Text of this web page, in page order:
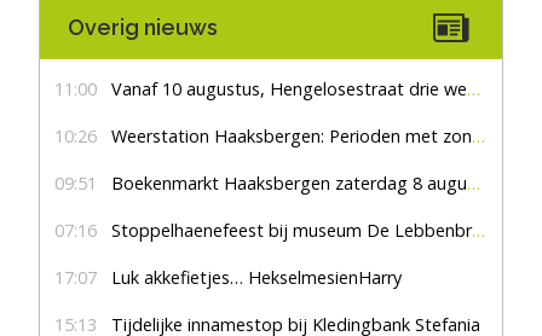
Overig nieuws
11:00 Vanaf 10 augustus, Hengelosestraat drie weken dicht voor doorgaand verkeer
10:26 Weerstation Haaksbergen: Perioden met zon en droog
09:51 Boekenmarkt Haaksbergen zaterdag 8 augustus, marktplein Haaksbergen
07:16 Stoppelhaenefeest bij museum De Lebbenbrugge
17:07 Luk akkefietjes… HekselmesienHarry
15:13 Tijdelijke innamestop bij Kledingbank Stefania